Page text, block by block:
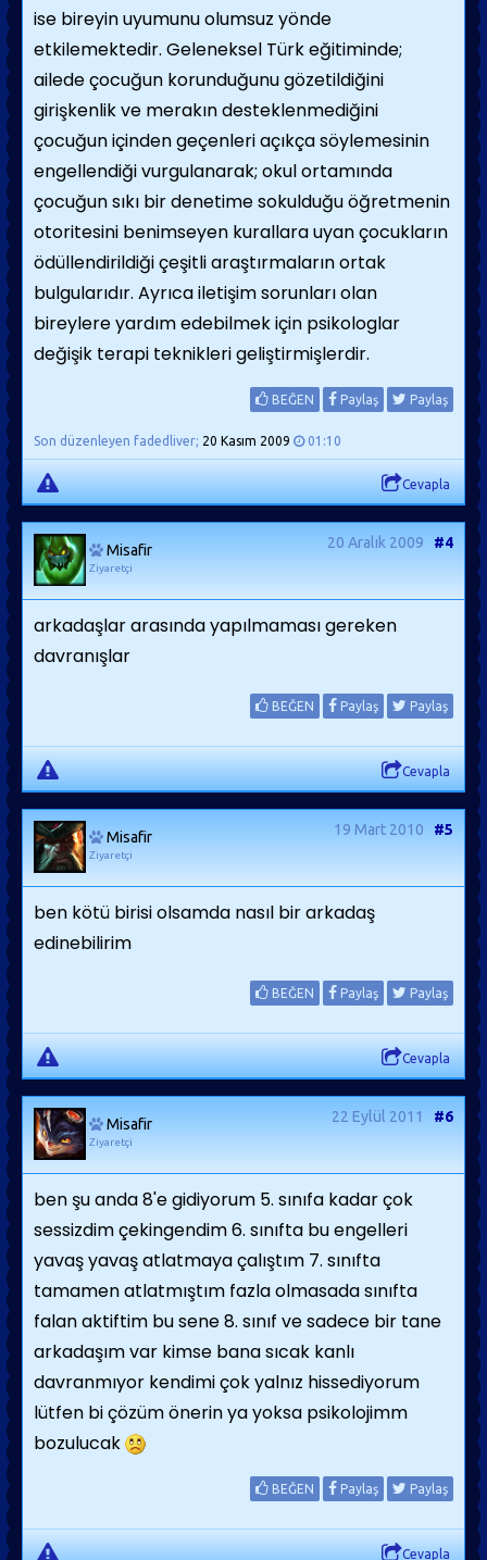
ise bireyin uyumunu olumsuz yönde
etkilemektedir. Geleneksel Türk eğitiminde;
ailede çocuğun korunduğunu gözetildiğini
girişkenlik ve merakın desteklenmediğini
çocuğun içinden geçenleri açıkça söylemesinin
engellendiği vurgulanarak; okul ortamında
çocuğun sıkı bir denetime sokulduğu öğretmenin
otoritesini benimseyen kurallara uyan çocukların
ödüllendirildiği çeşitli araştırmaların ortak
bulgularıdır. Ayrıca iletişim sorunları olan
bireylere yardım edebilmek için psikologlar
değişik terapi teknikleri geliştirmişlerdir.
BEĞEN Paylaş Paylaş
Son düzenleyen fadedliver; 20 Kasım 2009 01:10
Cevapla
Misafir
Ziyaretçi
20 Aralık 2009 #4
arkadaşlar arasında yapılmaması gereken
davranışlar
BEĞEN Paylaş Paylaş
Cevapla
Misafir
Ziyaretçi
19 Mart 2010 #5
ben kötü birisi olsamda nasıl bir arkadaş
edinebilirim
BEĞEN Paylaş Paylaş
Cevapla
Misafir
Ziyaretçi
22 Eylül 2011 #6
ben şu anda 8'e gidiyorum 5. sınıfa kadar çok
sessizdim çekingendim 6. sınıfta bu engelleri
yavaş yavaş atlatmaya çalıştım 7. sınıfta
tamamen atlatmıştım fazla olmasada sınıfta
falan aktiftim bu sene 8. sınıf ve sadece bir tane
arkadaşım var kimse bana sıcak kanlı
davranmıyor kendimi çok yalnız hissediyorum
lütfen bi çözüm önerin ya yoksa psikolojimm
bozulucak
BEĞEN Paylaş Paylaş
Cevapla